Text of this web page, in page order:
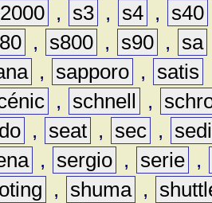
, s3 , s4 , s40
, s800 , s90 , sa
, sapporo , satis
, schnell ,
, seat , sec ,
, sergio , serie ,
, shuma ,